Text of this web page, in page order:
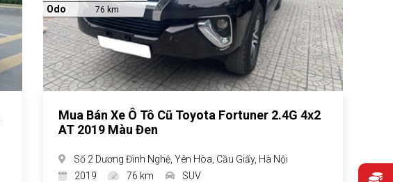
Odo 76 km
Mua Bán Xe Ô Tô Cũ Toyota Fortuner 2.4G 4x2
AT 2019 Màu Đen
Số 2 Dương Đình Nghệ, Yên Hòa, Cầu Giấy, Hà Nội
2019
76 km SUV